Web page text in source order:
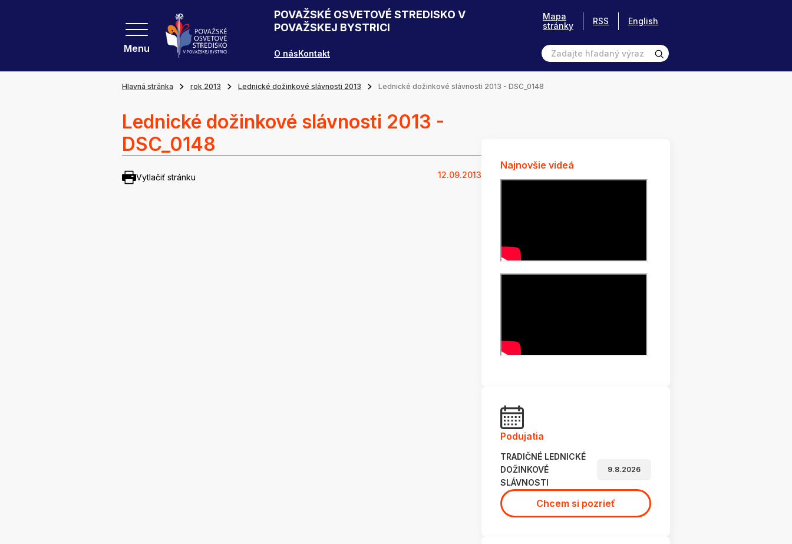
Menu
POVAŽSKÉ OSVETOVÉ STREDISKO V
POVAŽSKEJ BYSTRICI
O násKontakt
Mapa
stránky
RSS English
Hlavná stránka rok 2013 Lednické dožinkové slávnosti 2013 Lednické dožinkové slávnosti 2013 - DSC_0148
Lednické dožinkové slávnosti 2013 -
DSC_0148
Vytlačiť stránku 12.09.2013
Najnovšie videá
Podujatia
TRADIČNÉ LEDNICKÉ
DOŽINKOVÉ
SLÁVNOSTI
9.8.2026
Chcem si pozrieť